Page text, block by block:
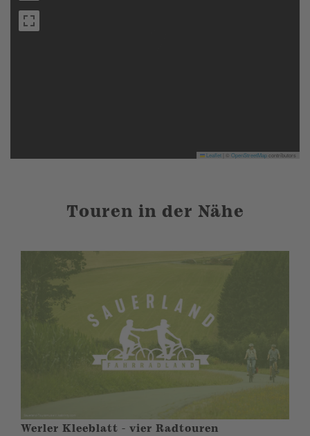
Leaflet OpenStreetMapcontributors
Touren in der Nähe
Werler Kleeblatt - vier Radtouren